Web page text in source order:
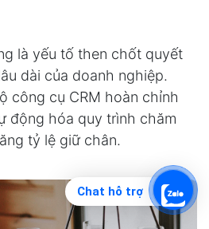
là yếu tố then chốt quyết
dài của doanh nghiệp.
công cụ CRM hoàn chỉnh
động hóa quy trình chăm
tỷ lệ giữ chân.
Chat hỗ trợ